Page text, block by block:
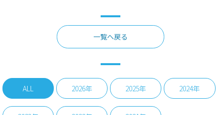
一覧へ戻る
ALL 2026年 2025年 2024年